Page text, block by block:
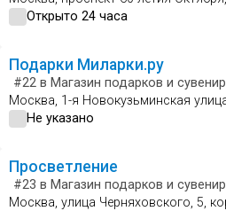
Открыто 24 часа
Подарки Миларки.ру
#22 в Магазин подарков и
Москва, 1-я Новокузьминская
Не указано
Просветление
#23 в Магазин подарков и
Москва, улица Черняховского, 5,